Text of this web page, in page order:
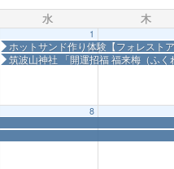
水 木
1
ホットサンド作り体験【フォレスト
筑波山神社 「開運招福 福来梅（ふく
8